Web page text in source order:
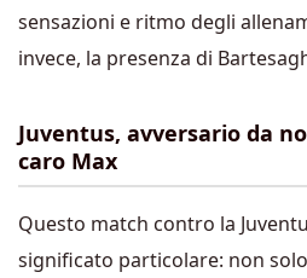
sensazioni e ritmo degli
invece, la presenza di
Juventus, avversario da
caro Max
Questo match contro la
significato particolare: non